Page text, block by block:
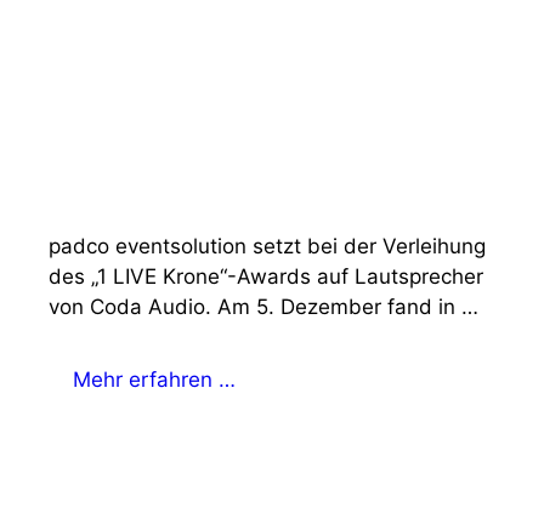
padco eventsolution setzt bei der Verleihung
des „1 LIVE Krone“-Awards auf Lautsprecher
von Coda Audio. Am 5. Dezember fand in …
Mehr erfahren …